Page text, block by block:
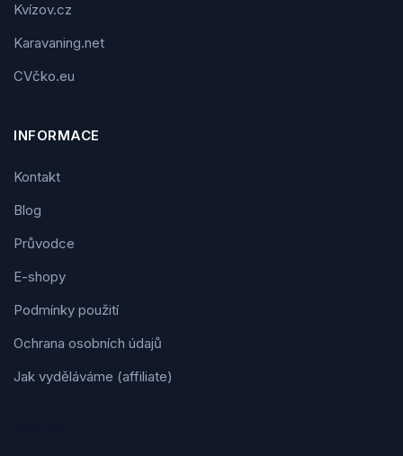
Kvízov.cz
Karavaning.net
CVčko.eu
INFORMACE
Kontakt
Blog
Průvodce
E-shopy
Podmínky použití
Ochrana osobních údajů
Jak vyděláváme (affiliate)